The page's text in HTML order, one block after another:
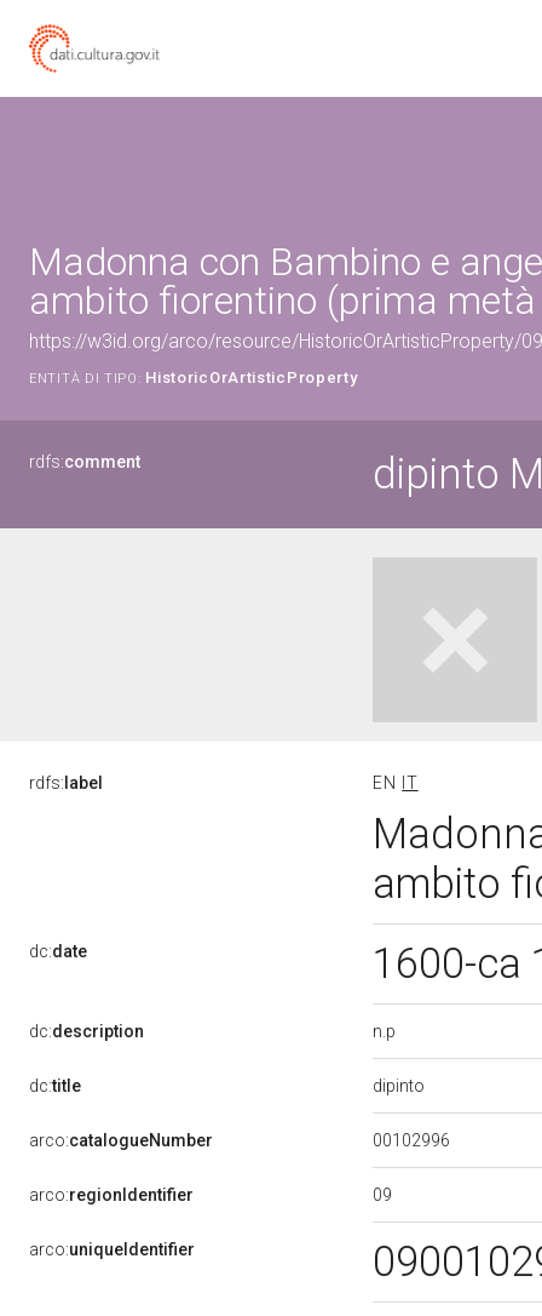
Madonna con Bambino e
ambito fiorentino (prima metà
https://w3id.org/arco/resource/HistoricOrArtisticProperty/
ENTITÀ DI TIPO: HistoricOrArtisticProperty
rdfs:comment dipinto
rdfs: label EN IT
ambito
dc:date 1600-ca
dc:description n.p
dc:title dipinto
arco:catalogueNumber 00102996
arco:regionIdentifier 09
arco:uniqueIdentifier